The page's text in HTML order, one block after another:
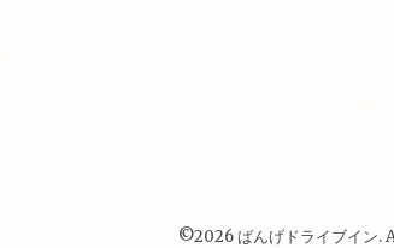
©2026ばんげドライブイン.